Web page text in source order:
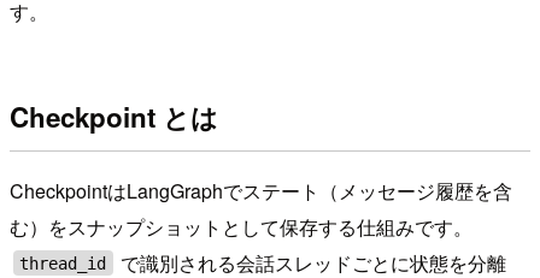
す。
Checkpoint とは
CheckpointはLangGraphでステート（メッセージ履歴を含
む）をスナップショットとして保存する仕組みです。
thread_id
で識別される会話スレッドごとに状態を分離